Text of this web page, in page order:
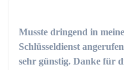
Musste dringend in
Schlüsseldienst
sehr günstig. Danke für